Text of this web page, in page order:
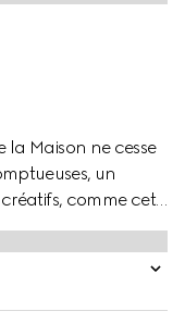
la Maison ne cesse
un
comme cet